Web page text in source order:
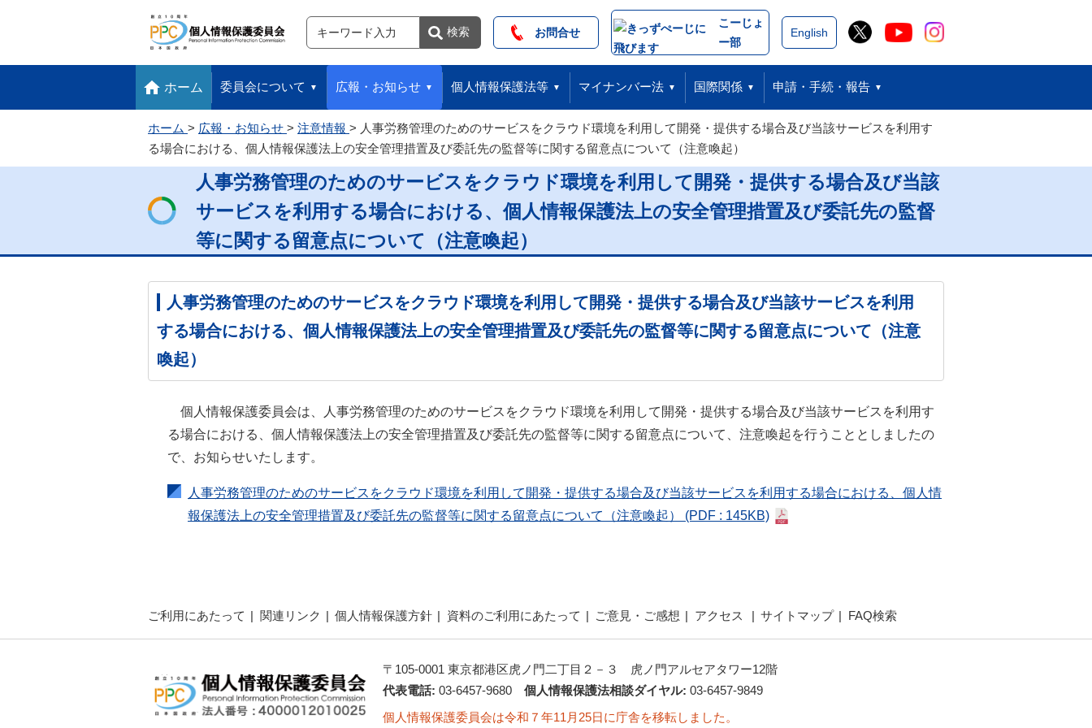
フッターへ移動します 閉じる
サイト内検索
検索 検索 お問合せ
こーじょ
ー部
English
ホーム 委員会について 広報・お知らせ 個人情報保護法等 マイナンバー法 国際関係 申請・手続・報告
ホーム 広報・お知らせ 注意情報
人事労務管理のためのサービスをクラウド環境を利用して開発・提供する場合及び当該サービスを利用す
る場合における、個人情報保護法上の安全管理措置及び委託先の監督等に関する留意点について（注意喚起）
人事労務管理のためのサービスをクラウド環境を利用して開発・提供する場合及び当該
サービスを利用する場合における、個人情報保護法上の安全管理措置及び委託先の監督
等に関する留意点について（注意喚起）
人事労務管理のためのサービスをクラウド環境を利用して開発・提供する場合及び当該サービスを利用
する場合における、個人情報保護法上の安全管理措置及び委託先の監督等に関する留意点について（注意
喚起）
個人情報保護委員会は、人事労務管理のためのサービスをクラウド環境を利用して開発・提供する場合及び当該サービスを利用す
る場合における、個人情報保護法上の安全管理措置及び委託先の監督等に関する留意点について、注意喚起を行うこととしましたの
で、お知らせいたします。
人事労務管理のためのサービスをクラウド環境を利用して開発・提供する場合及び当該サービスを利用する場合における、個人情
報保護法上の安全管理措置及び委託先の監督等に関する留意点について（注意喚起） (PDF : 145KB)
ご利用にあたって 関連リンク 個人情報保護方針 資料のご利用にあたって ご意見・ご感想 アクセス サイトマップ FAQ検索
〒105-0001 東京都港区虎ノ門二丁目２－３ 虎ノ門アルセアタワー12階
代表電話: 03-6457-9680 個人情報保護法相談ダイヤル: 03-6457-9849
個人情報保護委員会は令和７年11月25日に庁舎を移転しました。